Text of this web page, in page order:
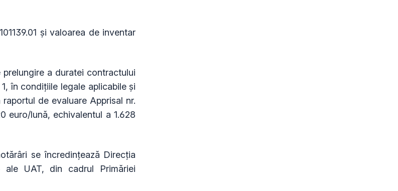
și valoarea de inventar
a duratei contractului
în condițiile legale aplicabile și
de evaluare Apprisal nr.
euro/lună, echivalentul a 1.628
se încredinţează Direcţia
ale UAT, din cadrul Primăriei